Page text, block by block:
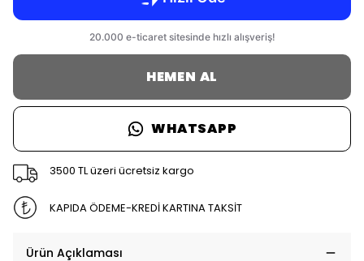
HEMEN AL
WHATSAPP
3500 TL üzeri ücretsiz kargo
KAPIDA ÖDEME-KREDİ KARTINA TAKSİT
Ürün Açıklaması